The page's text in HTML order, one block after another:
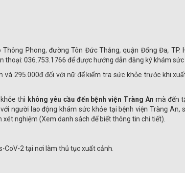
Phong, đường Tôn Đức Thắng, quận Đống Đa, TP.
thoại: 036.753.1766 để được hướng dẫn đăng ký khám sức
và 295.000đ đối với nữ để kiểm tra sức khỏe trước khi
thì không yêu cầu đến bệnh viện Tràng An mà đến
người lao động khám sức khỏe tại bệnh viện Tràng An,
nghiệm (Xem danh sách để biết thông tin chi tiết).
CoV-2 tại nơi làm thủ tục xuất cảnh.